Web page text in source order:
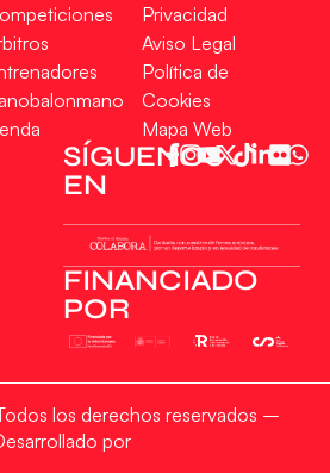
consentimiento
utilizamos tecnologías como las cookies
la información del dispositivo. El consentimiento
procesar datos como el comportamiento de
únicas en este sitio. No consentir o retirar el
negativamente a ciertas características y
Denegar
Privacidad
Aviso Legal
Política de
Cookies
Mapa Web
SÍGUENOS
EN
FINANCIADO
POR
los derechos reservados –
por